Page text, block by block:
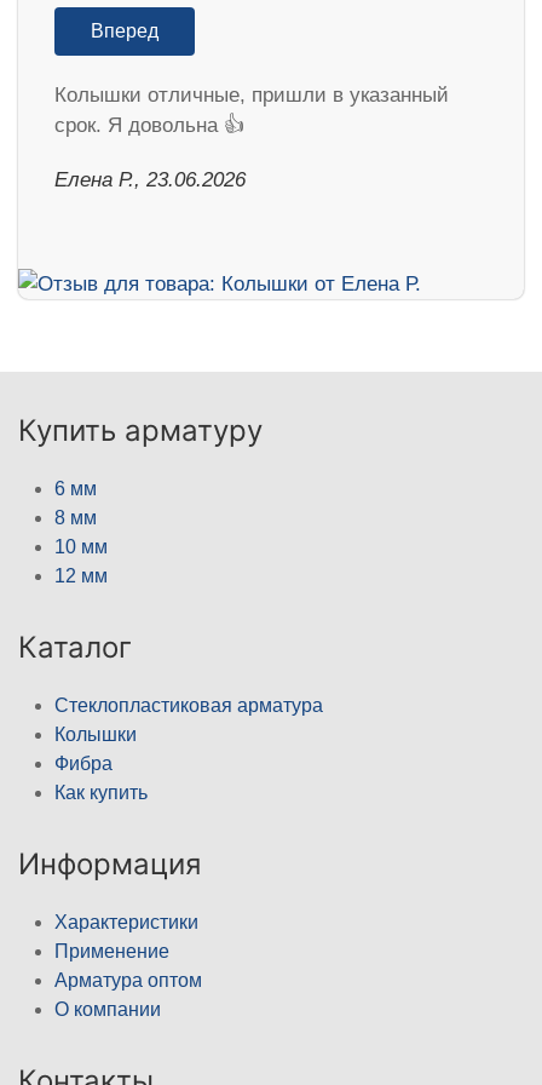
Вперед
Колышки отличные, пришли в указанный
срок. Я довольна 👍
Елена Р., 23.06.2026
Купить арматуру
6 мм
8 мм
10 мм
12 мм
Каталог
Стеклопластиковая арматура
Колышки
Фибра
Как купить
Информация
Характеристики
Применение
Арматура оптом
О компании